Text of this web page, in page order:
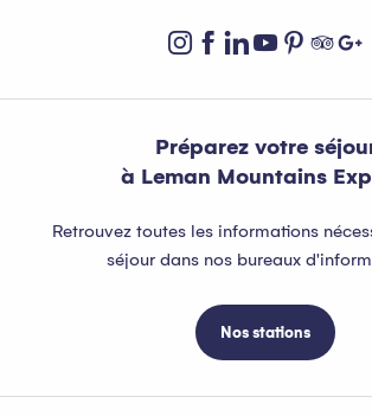
Préparez votre
à Leman Mountains
Retrouvez toutes les informations
séjour dans nos bureaux
Nos stations